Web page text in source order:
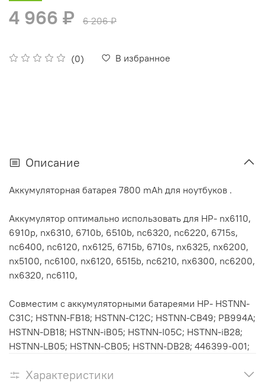
(0) В избранное
4 966 ₽ 6 206 ₽
Описание
Аккумуляторная батарея 7800 mAh для ноутбуков .
Аккумулятор оптимально использовать для HP- nx6110,
6910p, nx6310, 6710b, 6510b, nc6320, nc6220, 6715s,
nc6400, nc6120, nx6125, 6715b, 6710s, nx6325, nx6200,
nx5100, nc6100, nx6120, 6515b, nc6210, nx6300, nc6200,
nx6320, nc6110,
Совместим с аккумуляторными батареями HP- HSTNN-
C31C; HSTNN-FB18; HSTNN-C12C; HSTNN-CB49; PB994A;
HSTNN-DB18; HSTNN-iB05; HSTNN-I05C; HSTNN-iB28;
HSTNN-LB05; HSTNN-CB05; HSTNN-DB28; 446399-001;
Характеристики